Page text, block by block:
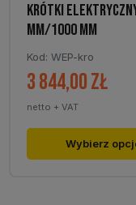
KRÓTKI
MM/1000 MM
Kod: WEP-kro
3 844,00zł
netto + VAT
Wybierz
Ten
produkt